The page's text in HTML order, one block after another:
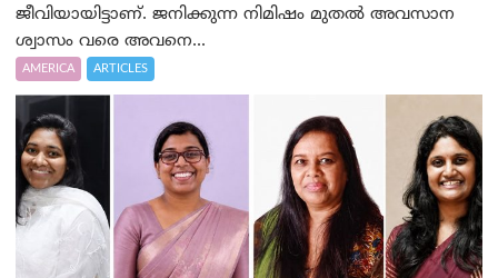
ജീവിയായിട്ടാണ്. ജനിക്കുന്ന നിമിഷം മുതൽ അവസാന
ശ്വാസം വരെ അവനെ...
AMERICA ARTICLES